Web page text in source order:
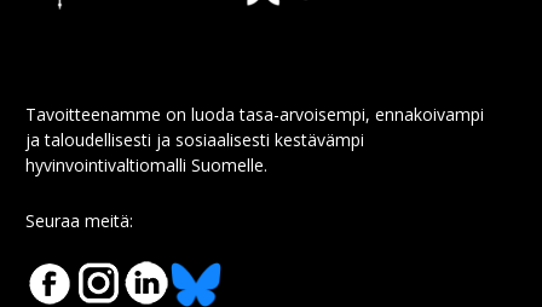
Tavoitteenamme on luoda tasa-arvoisempi, ennakoivampi
ja taloudellisesti ja sosiaalisesti kestävämpi
hyvinvointivaltiomalli Suomelle.
Seuraa meitä: